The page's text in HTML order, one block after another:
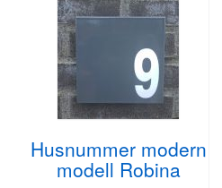
Husnummer modern
modell Robina